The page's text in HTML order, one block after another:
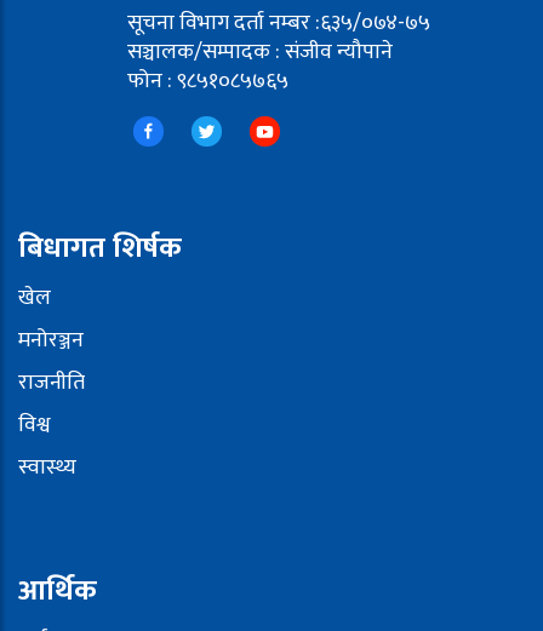
सूचना विभाग दर्ता नम्बर :६३५/०७४-७५
सञ्चालक/सम्पादक : संजीव न्यौपाने
फोन : ९८५१०८५७६५
बिधागत शिर्षक
खेल
मनोरञ्जन
राजनीति
विश्व
स्वास्थ्य
आर्थिक